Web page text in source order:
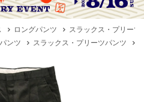
ロングパンツ
スラックス・プリーツ
ンツ スラックス・プリーツパンツ